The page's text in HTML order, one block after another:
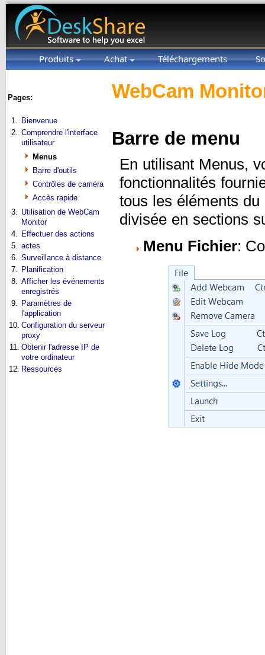
Produits Achat Téléchargements
Pages:
1. Bienvenue
2. Comprendre l'interface
utilisateur
Menus
Barre d'outils
Contrôles de caméra
Accès rapide
3. Utilisation de WebCam
Monitor
4. Effectuer des actions
5. actes
6. Surveillance à distance
7. Planification
8. Afficher les événements
enregistrés
9. Paramètres de
l'application
10. Configuration du serveur
proxy
11. Obtenir l'adresse IP de
votre ordinateur
12. Ressources
WebCam
Barre de menu
En utilisant Menus,
fonctionnalités
tous les éléments
divisée en sections
Menu Fichier: